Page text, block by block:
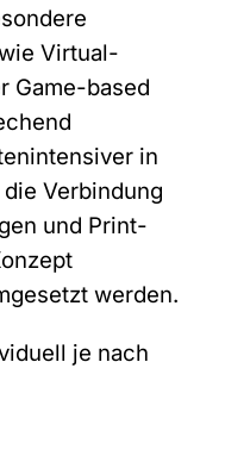
Virtual-
Game-based
in
Verbindung
und Print-
werden.
je nach